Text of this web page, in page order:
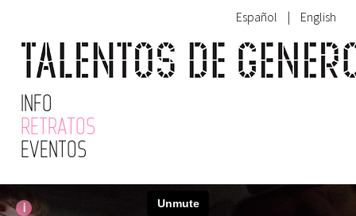
INFO
RETRATOS
EVENTOS
Español | English
i